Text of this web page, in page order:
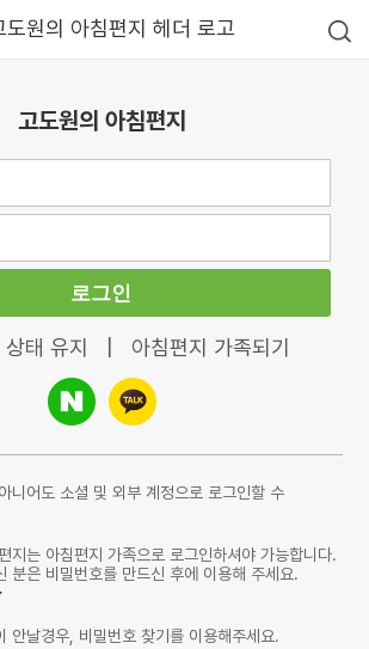
고도원의 아침편지
로그인
태 유지 아침편지 가족되기
니어도 소셜 및 외부 계정으로 로그인할 수
지는 아침편지 가족으로 로그인하셔야 가능합니다.
분은 비밀번호를 만드신 후에 이용해 주세요.
안날경우, 비밀번호 찾기를 이용해주세요.